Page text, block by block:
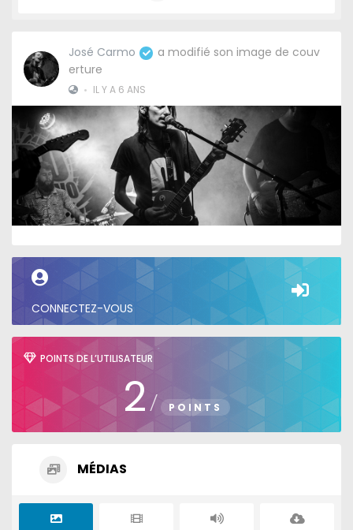
José Carmo
a modifié son image de couv
erture
• IL Y A 6 ANS
CONNECTEZ-VOUS
POINTS DE L’UTILISATEUR
2/ POINTS
MÉDIAS